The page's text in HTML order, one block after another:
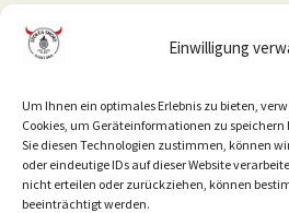
Einwilligung
Um Ihnen ein optimales Erlebnis zu bieten,
Cookies, um Geräteinformationen zu
Sie diesen Technologien zustimmen, können
oder eindeutige IDs auf dieser Website
nicht erteilen oder zurückziehen, können
beeinträchtigt werden.